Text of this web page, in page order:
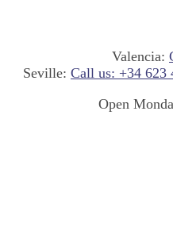
Valencia:
Seville: Call us: +34 623
Open